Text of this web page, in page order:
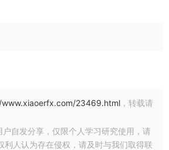
23469.html ，转载请
自发分享，仅限个人学习研究使用，请
利人认为存在侵权，请及时与我们取得联